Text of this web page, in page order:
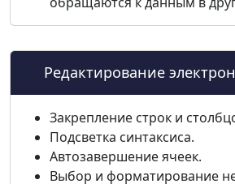
Редактирование
Закрепление строк и
Подсветка синтаксиса.
Автозавершение ячеек.
Выбор и форматирование